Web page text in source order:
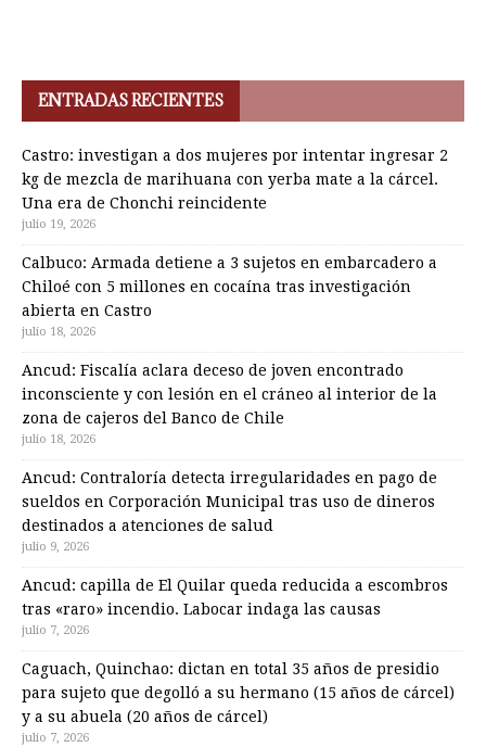
ENTRADAS RECIENTES
Castro: investigan a dos mujeres por intentar ingresar 2
kg de mezcla de marihuana con yerba mate a la cárcel.
Una era de Chonchi reincidente
julio 19, 2026
Calbuco: Armada detiene a 3 sujetos en embarcadero a
Chiloé con 5 millones en cocaína tras investigación
abierta en Castro
julio 18, 2026
Ancud: Fiscalía aclara deceso de joven encontrado
inconsciente y con lesión en el cráneo al interior de la
zona de cajeros del Banco de Chile
julio 18, 2026
Ancud: Contraloría detecta irregularidades en pago de
sueldos en Corporación Municipal tras uso de dineros
destinados a atenciones de salud
julio 9, 2026
Ancud: capilla de El Quilar queda reducida a escombros
tras «raro» incendio. Labocar indaga las causas
julio 7, 2026
Caguach, Quinchao: dictan en total 35 años de presidio
para sujeto que degolló a su hermano (15 años de cárcel)
y a su abuela (20 años de cárcel)
julio 7, 2026